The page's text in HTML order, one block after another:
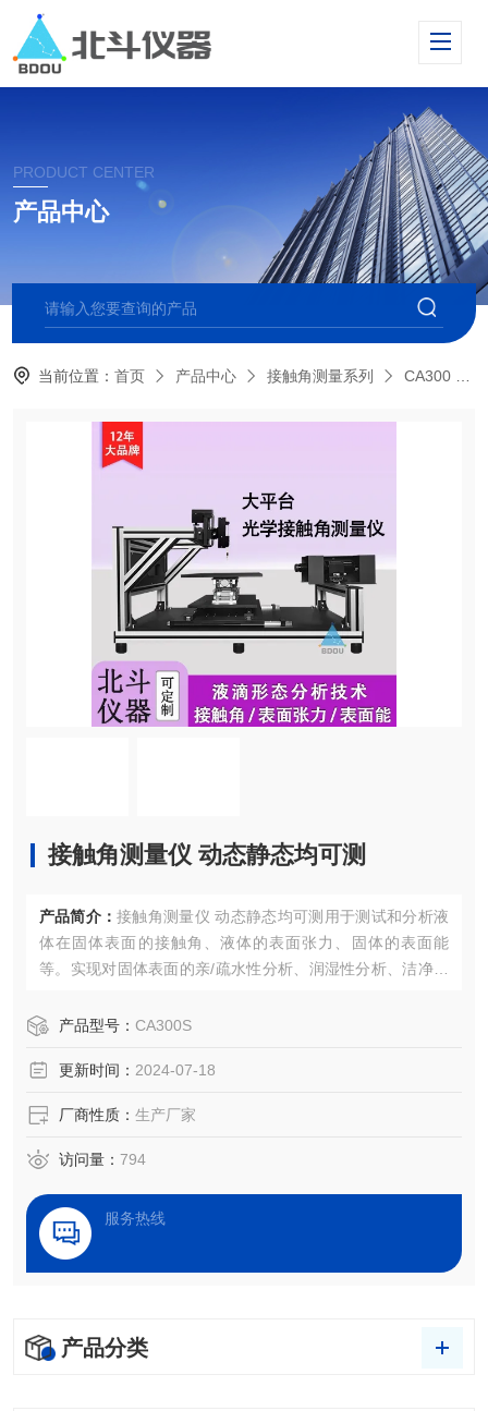
PRODUCT CENTER
产品中心
当前位置：首页 产品中心 接触角测量系列 CA300 大平台接触角测量仪
接触角测量仪 动态静态均可测
产品简介： 接触角测量仪 动态静态均可测用于测试和分析液
体在固体表面的接触角、液体的表面张力、固体的表面能
等。实现对固体表面的亲/疏水性分析、润湿性分析、洁净度
等过程分析。
产品型号： CA300S
更新时间： 2024-07-18
厂商性质： 生产厂家
访问量： 794
服务热线
产品分类